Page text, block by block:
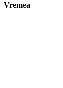
Vremea